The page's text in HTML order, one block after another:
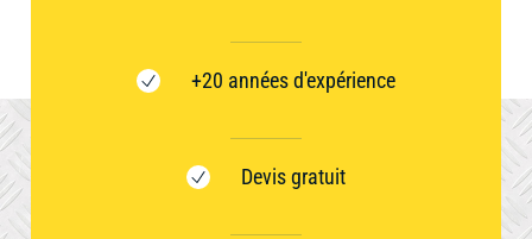
+20 années d'expérience
Devis gratuit